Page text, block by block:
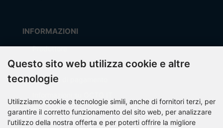
INFORMAZIONI
Produttore
Spese di spedizione
Modalità di pagamento
Sitemap
Questo sito web utilizza cookie e altre
tecnologie
Utilizziamo cookie e tecnologie simili, anche di fornitori terzi, per
garantire il corretto funzionamento del sito web, per analizzare
l'utilizzo della nostra offerta e per poterti offrire la migliore